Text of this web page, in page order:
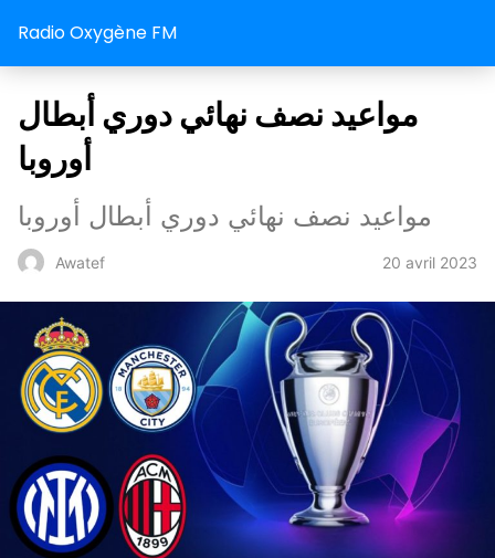
Radio Oxygène FM
مواعيد نصف نهائي دوري أبطال
أوروبا
مواعيد نصف نهائي دوري أبطال أوروبا
Awatef 20 avril 2023